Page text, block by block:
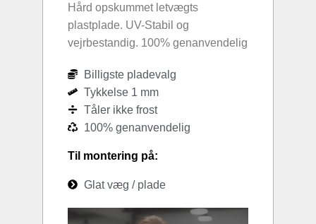
Hård opskummet letvægts
plastplade. UV-Stabil og
vejrbestandig. 100% genanvendelig
Billigste pladevalg
Tykkelse 1 mm
Tåler ikke frost
100% genanvendelig
Til montering på:
Glat væg / plade